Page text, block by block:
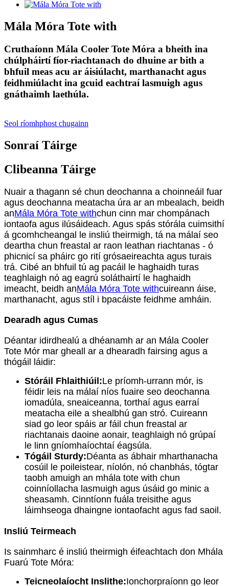
Mála Móra Tote with
Cruthaíonn Mála Cooler Tote Móra a bheith ina
chúlpháirtí fíor-riachtanach do dhuine ar bith a
bhfuil meas acu ar áisiúlacht, marthanacht agus
feidhmiúlacht ina gcuid eachtraí lasmuigh agus
gnáthaimh laethúla.
Seol ríomhphost chugainn
Sonraí Táirge
Clibeanna Táirge
Nuair a thagann sé chun deochanna a choinneáil fuar
agus deochanna meatacha úra ar an mbealach, beidh
anMála Móra Tote withchun cinn mar chompánach
iontaofa agus ilúsáideach. Agus spás stórála cuimsithí
á gcomhcheangal le insliú theirmigh, tá na málaí seo
deartha chun freastal ar raon leathan riachtanas - ó
phicnicí sa pháirc go rití grósaeireachta agus turais
trá. Cibé an bhfuil tú ag pacáil le haghaidh turas
teaghlaigh nó ag eagrú soláthairtí le haghaidh
imeacht, beidh anMála Móra Tote withcuireann áise,
marthanacht, agus stíl i bpacáiste feidhme amháin.
Dearadh agus Cumas
Déantar idirdhealú a dhéanamh ar an Mála Cooler
Tote Mór mar gheall ar a dhearadh fairsing agus a
thógáil láidir:
Stóráil Fhlaithiúil:Le príomh-urrann mór, is
féidir leis na málaí níos fuaire seo deochanna
iomadúla, sneaiceanna, torthaí agus earraí
meatacha eile a shealbhú gan stró. Cuireann
siad go leor spáis ar fáil chun freastal ar
riachtanais daoine aonair, teaghlaigh nó grúpaí
le linn gníomhaíochtaí éagsúla.
Tógáil Sturdy:Déanta as ábhair mharthanacha
cosúil le poileistear, níolón, nó chanbhás, tógtar
taobh amuigh an mhála tote with chun
coinníollacha lasmuigh agus úsáid go minic a
sheasamh. Cinntíonn fuála treisithe agus
láimhseoga dhaingne iontaofacht agus fad saoil.
Insliú Teirmeach
Is sainmharc é insliú theirmigh éifeachtach don Mhála
Fuarú Tote Móra:
Teicneolaíocht Inslithe:Ionchorpraíonn go leor